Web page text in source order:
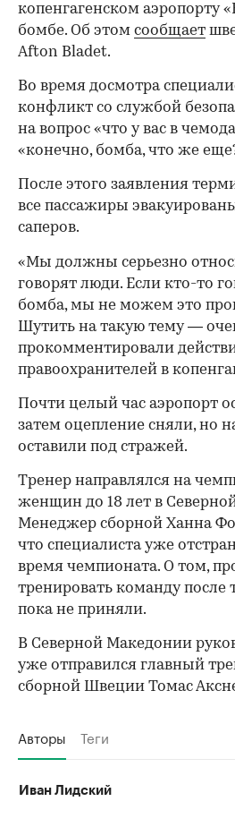
копенгагенском аэропорту
бомбе. Об этом сообщает
Afton Bladet.
Во время досмотра
конфликт со службой
на вопрос «что у вас в
«конечно, бомба, что же
После этого заявления
все пассажиры
саперов.
«Мы должны серьезно
говорят люди. Если кто-то
бомба, мы не можем это
Шутить на такую тему —
прокомментировали
правоохранителей в
Почти целый час аэропорт
затем оцепление сняли, но
оставили под стражей.
Тренер направлялся на
женщин до 18 лет в
Менеджер сборной Ханна
что специалиста уже
время чемпионата. О том,
тренировать команду после
пока не приняли.
В Северной Македонии
уже отправился главный
сборной Швеции Томас
Авторы Теги
Иван Лидский